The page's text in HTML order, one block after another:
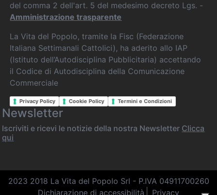
del comma 2 dell'art. 5 del medesimo decreto Lgs. -
Amministrazione trasparente
La Vita del Popolo, tramite la Fisc (Federazione
Italiana Settimanali Cattolici), ha aderito allo IAP
(Istituto dell’Autodisciplina Pubblicitaria) accettando
il Codice di Autodisciplina della Comunicazione
Commerciale
Privacy Policy Cookie Policy Termini e Condizioni
Newsletter
Iscriviti e ricevi le notizie della nostra Newsletter Clicca
qui
2023 2018 La Vita del Popolo Srl - P.IVA 04911700260
Dichiarazione di accessibilità
Privacy